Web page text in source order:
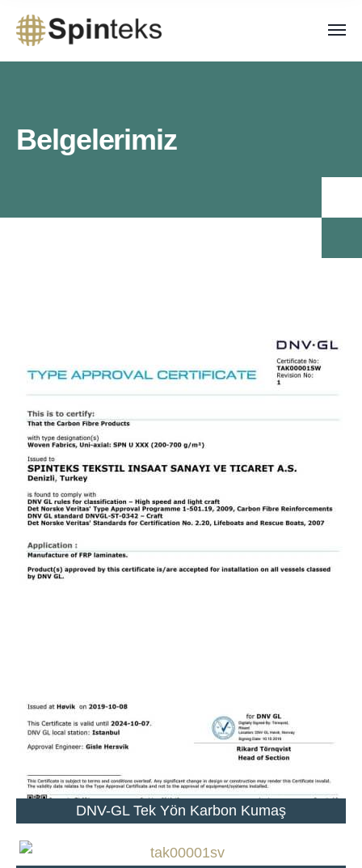
Belgelerimiz
DNV-GL Tek Yön Karbon Kumaş